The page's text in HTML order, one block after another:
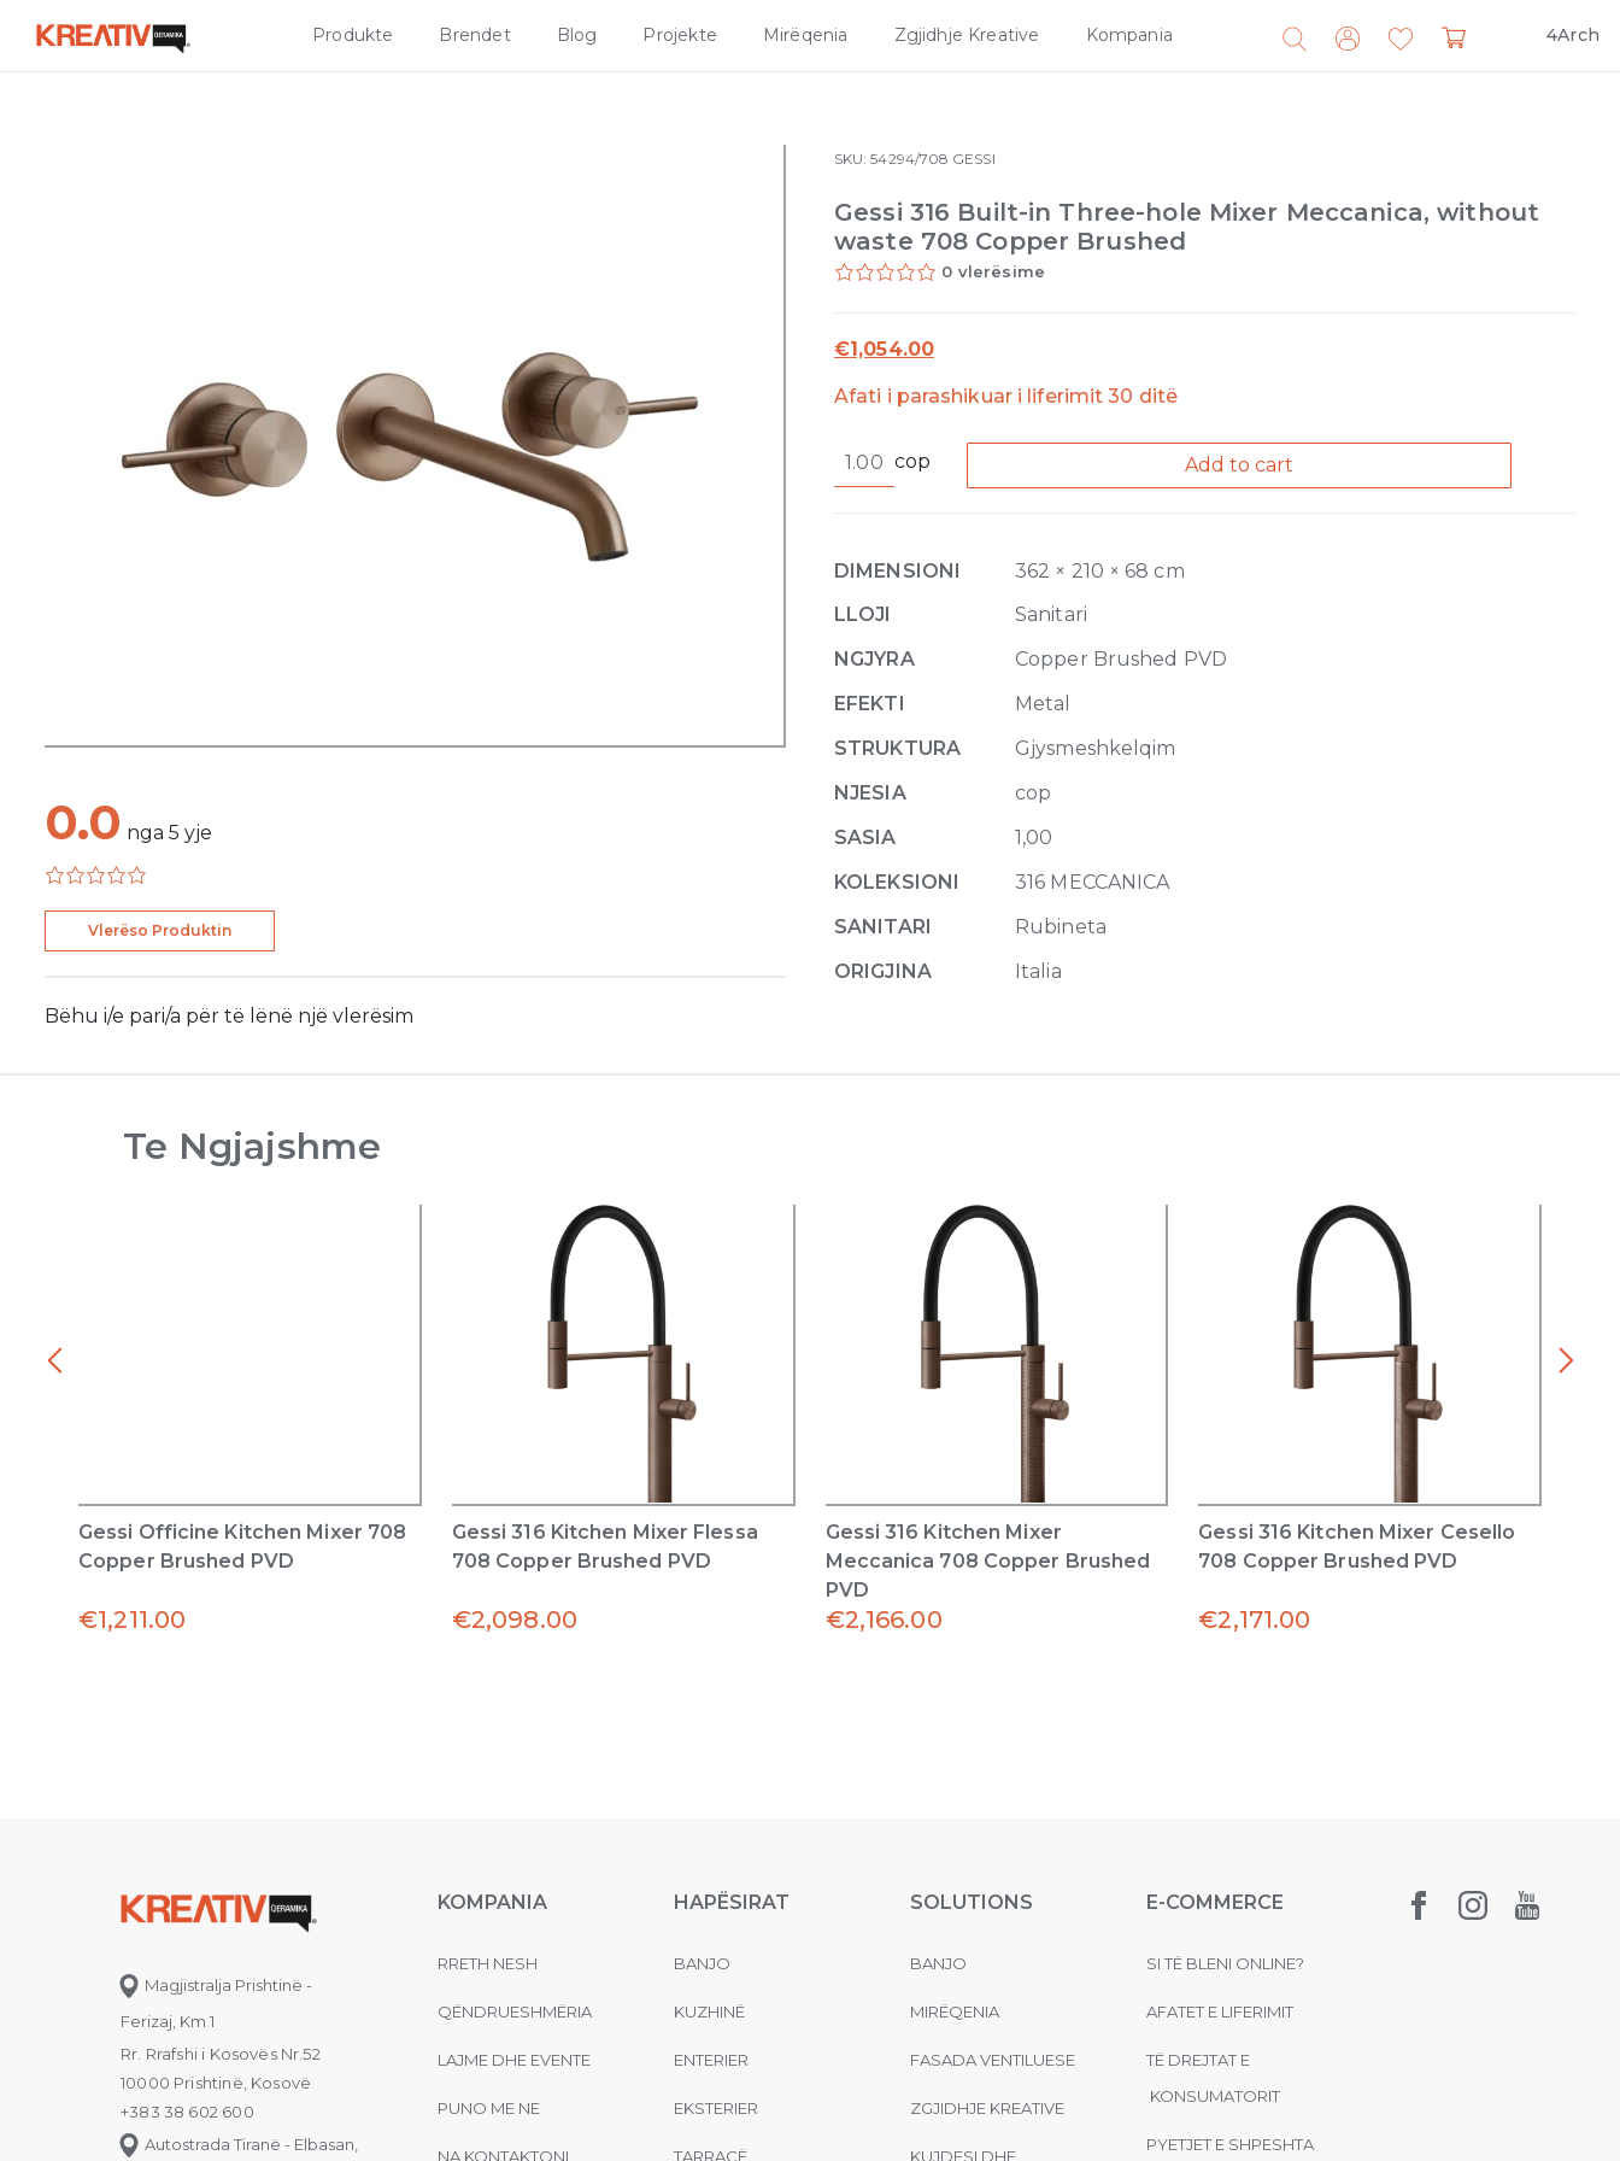
Produkte Brendet Blog Projekte Mirëqenia Zgjidhje Kreative Kompania 4Arch
Search
for:
0.0 nga 5 yje
Vlerëso Produktin
Bëhu i/e pari/a për të lënë një vlerësim
SKU:54294/708 GESSI
Gessi 316 Built-in Three-hole Mixer Meccanica, without
waste 708 Copper Brushed
0 vlerësime
€1,054.00
Afati i parashikuar i liferimit 30 ditë
316
hole
Mixer
without
waste
Copper
Brushed
cop Add to cart
DIMENSIONI
362 × 210 × 68 cm
LLOJI
Sanitari
NGJYRA
Copper Brushed PVD
EFEKTI
Metal
STRUKTURA
Gjysmeshkelqim
NJESIA
cop
SASIA
1,00
KOLEKSIONI
316 MECCANICA
SANITARI
Rubineta
ORIGJINA
Italia
Te Ngjajshme
Gessi Officine Kitchen Mixer 708
Copper Brushed PVD
€1,211.00
Gessi 316 Kitchen Mixer Flessa
708 Copper Brushed PVD
€2,098.00
Gessi 316 Kitchen Mixer
Meccanica 708 Copper Brushed
PVD
€2,166.00
Gessi 316 Kitchen Mixer Cesello
708 Copper Brushed PVD
€2,171.00
Magjistralja Prishtinë -
Ferizaj, Km 1
Rr. Rrafshi i Kosovës Nr.52
10000 Prishtinë, Kosovë
+383 38 602 600
Autostrada Tiranë - Elbasan,
KOMPANIA
RRETH NESH
QËNDRUESHMËRIA
LAJME DHE EVENTE
PUNO ME NE
NA KONTAKTONI
HAPËSIRAT
BANJO
KUZHINË
ENTERIER
EKSTERIER
TARRACË
SOLUTIONS
BANJO
MIRËQENIA
FASADA VENTILUESE
ZGJIDHJE KREATIVE
KUJDESI DHE
E-COMMERCE
SI TË BLENI ONLINE?
AFATET E LIFERIMIT
TË DREJTAT E
KONSUMATORIT
PYETJET E SHPESHTA